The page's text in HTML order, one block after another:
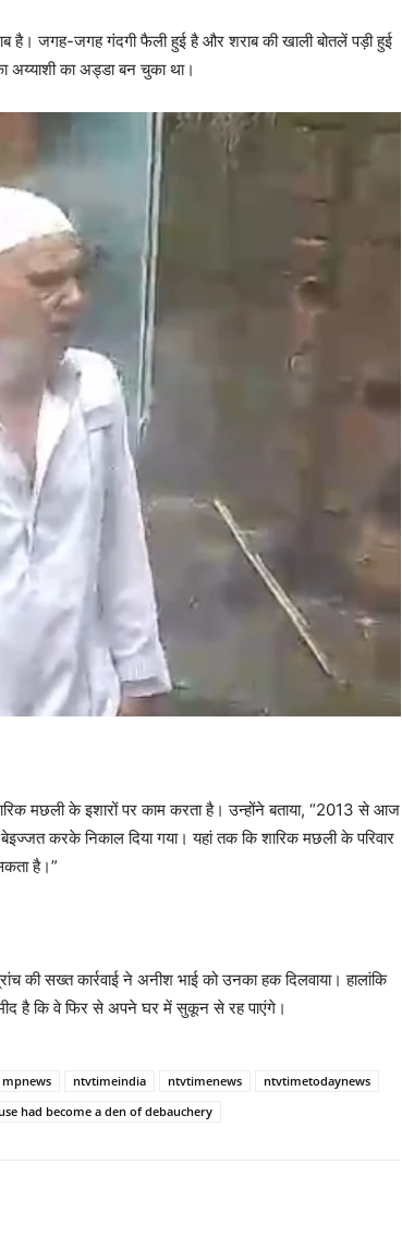
जगह-जगह गंदगी फैली हुई है और शराब की खाली बोतलें पड़ी हुई
अय्याशी का अड्डा बन चुका था।
मछली के इशारों पर काम करता है। उन्होंने बताया, “2013 से आज
करके निकाल दिया गया। यहां तक कि शारिक मछली के परिवार
है।”
सख्त कार्रवाई ने अनीश भाई को उनका हक दिलवाया। हालांकि
है कि वे फिर से अपने घर में सुकून से रह पाएंगे।
mpnews ntvtimeindia ntvtimenews
ntvtimetodaynews
had become a den of debauchery